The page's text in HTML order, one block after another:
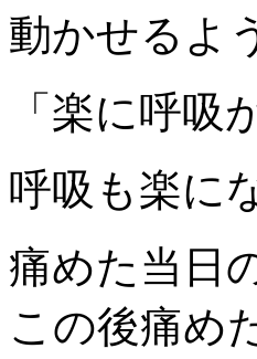
動かせるよ
「楽に呼
呼吸も楽に
痛めた当日
この後痛め